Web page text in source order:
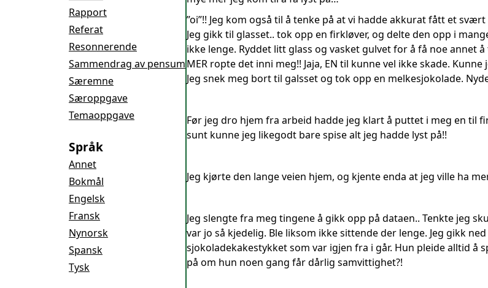
Rapport
Referat
Resonnerende
Sammendrag av pensum
Særemne
Særoppgave
Temaoppgave
Språk
Annet
Bokmål
Engelsk
Fransk
Nynorsk
Spansk
Tysk
”oi”!! Jeg kom også til å tenke på at vi hadde akkurat fått et
Jeg gikk til glasset.. tok opp en firkløver, og delte den opp i
ikke lenge. Ryddet litt glass og vasket gulvet for å få noe annet
MER ropte det inni meg!! Jaja, EN til kunne vel ikke skade.
Jeg snek meg bort til galsset og tok opp en melkesjokolade.
Før jeg dro hjem fra arbeid hadde jeg klart å puttet i meg en til
sunt kunne jeg likegodt bare spise alt jeg hadde lyst på!!
Jeg kjørte den lange veien hjem, og kjente enda at jeg ville ha
Jeg slengte fra meg tingene å gikk opp på dataen.. Tenkte jeg
var jo så kjedelig. Ble liksom ikke sittende der lenge. Jeg gikk
sjokoladekakestykket som var igjen fra i går. Hun pleide alltid
på om hun noen gang får dårlig samvittighet?!